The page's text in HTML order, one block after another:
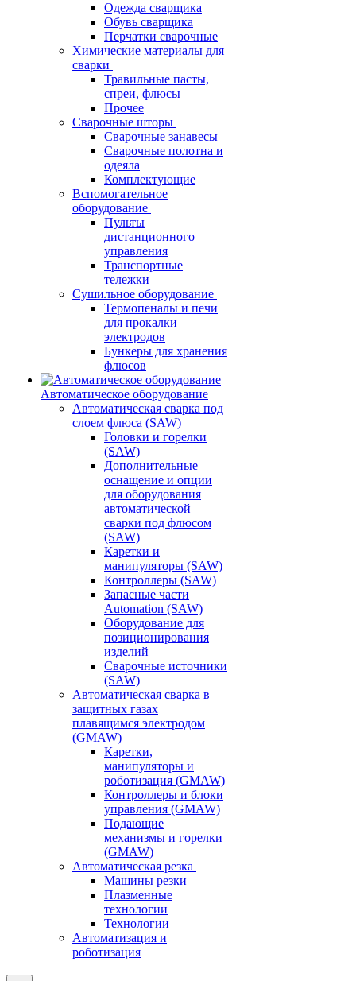
Одежда сварщика
Обувь сварщика
Перчатки сварочные
Химические материалы для
сварки
Травильные пасты,
спреи, флюсы
Прочее
Сварочные шторы
Сварочные занавесы
Сварочные полотна и
одеяла
Комплектующие
Вспомогательное
оборудование
Пульты
дистанционного
управления
Транспортные
тележки
Сушильное оборудование
Термопеналы и печи
для прокалки
электродов
Бункеры для хранения
флюсов
Автоматическое оборудование
Автоматическая сварка под
слоем флюса (SAW)
Головки и горелки
(SAW)
Дополнительные
оснащение и опции
для оборудования
автоматической
сварки под флюсом
(SAW)
Каретки и
манипуляторы (SAW)
Контроллеры (SAW)
Запасные части
Automation (SAW)
Оборудование для
позиционирования
изделий
Сварочные источники
(SAW)
Автоматическая сварка в
защитных газах
плавящимся электродом
(GMAW)
Каретки,
манипуляторы и
роботизация (GMAW)
Контроллеры и блоки
управления (GMAW)
Подающие
механизмы и горелки
(GMAW)
Автоматическая резка
Машины резки
Плазменные
технологии
Технологии
Автоматизация и
роботизация